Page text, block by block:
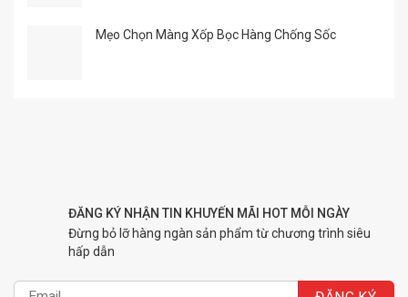
Mẹo Chọn Màng Xốp Bọc Hàng Chống Sốc
ĐĂNG KÝ NHẬN TIN KHUYẾN MÃI HOT MỖI NGÀY
Đừng bỏ lỡ hàng ngàn sản phẩm từ chương trình siêu
hấp dẫn